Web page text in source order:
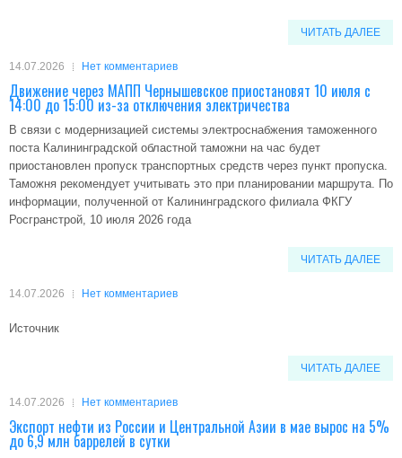
ЧИТАТЬ ДАЛЕЕ
14.07.2026 Нет комментариев
Движение через МАПП Чернышевское приостановят 10 июля с
14:00 до 15:00 из-за отключения электричества
В связи с модернизацией системы электроснабжения таможенного
поста Калининградской областной таможни на час будет
приостановлен пропуск транспортных средств через пункт пропуска.
Таможня рекомендует учитывать это при планировании маршрута. По
информации, полученной от Калининградского филиала ФКГУ
Росгранстрой, 10 июля 2026 года
ЧИТАТЬ ДАЛЕЕ
14.07.2026 Нет комментариев
Источник
ЧИТАТЬ ДАЛЕЕ
14.07.2026 Нет комментариев
Экспорт нефти из России и Центральной Азии в мае вырос на 5%
до 6,9 млн баррелей в сутки